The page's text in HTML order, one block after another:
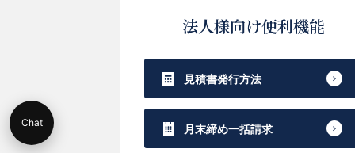
法人様向け便利機能
見積書発行方法
月末締め一括請求
Chat